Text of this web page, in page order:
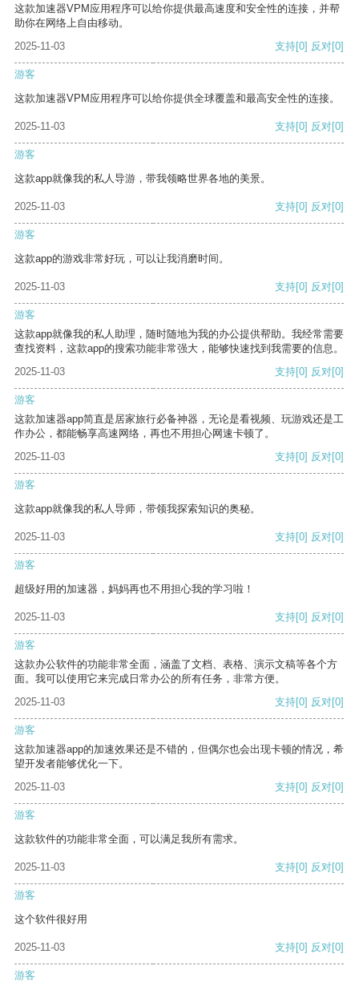
这款加速器VPM应用程序可以给你提供最高速度和安全性的连接，并帮
助你在网络上自由移动。
2025-11-03
支持[0] 反对[0]
游客
这款加速器VPM应用程序可以给你提供全球覆盖和最高安全性的连接。
2025-11-03 支持[0] 反对[0]
游客
这款app就像我的私人导游，带我领略世界各地的美景。
2025-11-03 支持[0] 反对[0]
游客
这款app的游戏非常好玩，可以让我消磨时间。
2025-11-03 支持[0] 反对[0]
游客
这款app就像我的私人助理，随时随地为我的办公提供帮助。我经常需要
查找资料，这款app的搜索功能非常强大，能够快速找到我需要的信息。
2025-11-03
支持[0] 反对[0]
游客
这款加速器app简直是居家旅行必备神器，无论是看视频、玩游戏还是工
作办公，都能畅享高速网络，再也不用担心网速卡顿了。
2025-11-03
支持[0] 反对[0]
游客
这款app就像我的私人导师，带领我探索知识的奥秘。
2025-11-03 支持[0] 反对[0]
游客
超级好用的加速器，妈妈再也不用担心我的学习啦！
2025-11-03 支持[0] 反对[0]
游客
这款办公软件的功能非常全面，涵盖了文档、表格、演示文稿等各个方
面。我可以使用它来完成日常办公的所有任务，非常方便。
2025-11-03
支持[0] 反对[0]
游客
这款加速器app的加速效果还是不错的，但偶尔也会出现卡顿的情况，希
望开发者能够优化一下。
2025-11-03
支持[0] 反对[0]
游客
这款软件的功能非常全面，可以满足我所有需求。
2025-11-03 支持[0] 反对[0]
游客
这个软件很好用
2025-11-03 支持[0] 反对[0]
游客